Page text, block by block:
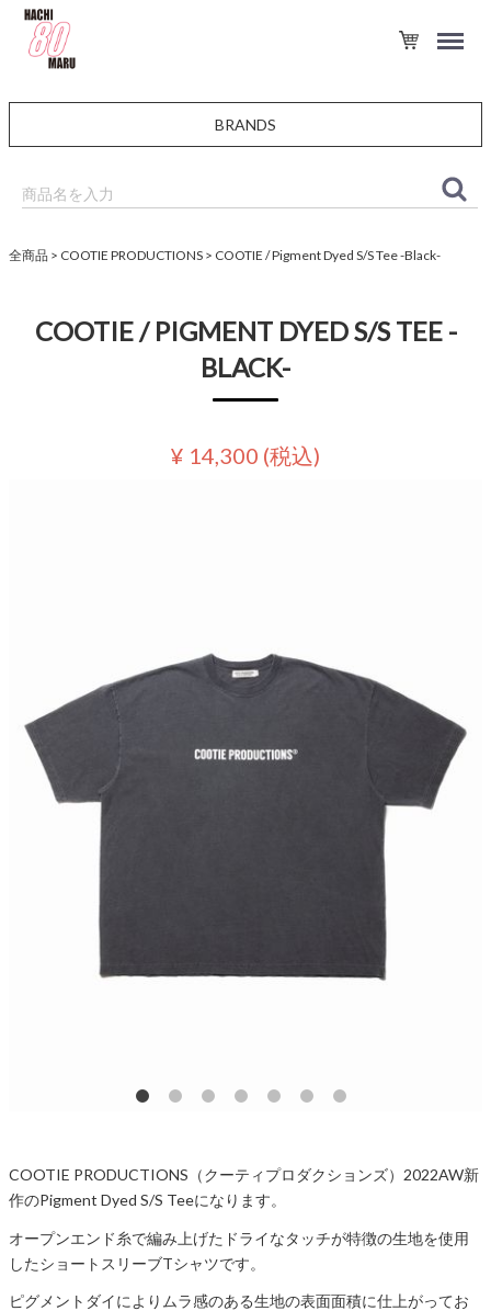
BRANDS
全商品 COOTIE PRODUCTIONS COOTIE / Pigment Dyed S/S Tee -Black-
COOTIE / PIGMENT DYED S/S TEE -
BLACK-
¥ 14,300 (税込)
COOTIE PRODUCTIONS（クーティプロダクションズ）2022AW新
作のPigment Dyed S/S Teeになります。
オープンエンド糸で編み上げたドライなタッチが特徴の生地を使用
したショートスリーブTシャツです。
ピグメントダイによりムラ感のある生地の表面面積に仕上がってお